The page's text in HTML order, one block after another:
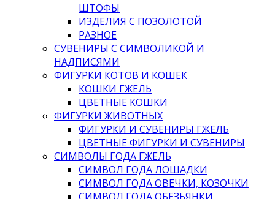
ШТОФЫ
ИЗДЕЛИЯ С ПОЗОЛОТОЙ
РАЗНОЕ
СУВЕНИРЫ С СИМВОЛИКОЙ И
НАДПИСЯМИ
ФИГУРКИ КОТОВ И КОШЕК
КОШКИ ГЖЕЛЬ
ЦВЕТНЫЕ КОШКИ
ФИГУРКИ ЖИВОТНЫХ
ФИГУРКИ И СУВЕНИРЫ ГЖЕЛЬ
ЦВЕТНЫЕ ФИГУРКИ И СУВЕНИРЫ
СИМВОЛЫ ГОДА ГЖЕЛЬ
СИМВОЛ ГОДА ЛОШАДКИ
СИМВОЛ ГОДА ОВЕЧКИ, КОЗОЧКИ